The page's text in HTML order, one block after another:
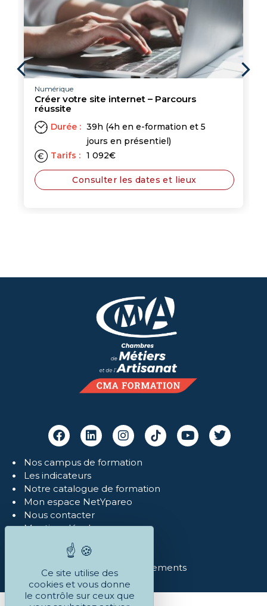
Numérique
Créer votre site internet – Parcours
réussite
Durée : 39h (4h en e-formation et 5
jours en présentiel)
Tarifs : 1 092€
Consulter les dates et lieux
Nos campus de formation
Les indicateurs
Notre catalogue de formation
Mon espace NetYpareo
Nous contacter
Mentions légales
Politique de confidentialité
Réclamations
Conditions Générales et règlements
Ce site utilise des
cookies et vous donne
le contrôle sur ceux que